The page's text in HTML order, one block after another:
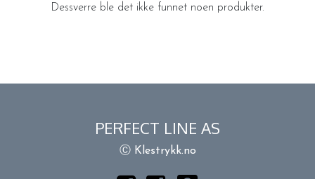
Dessverre ble det ikke funnet noen produkter.
PERFECT LINE AS
Ⓒ Klestrykk.no